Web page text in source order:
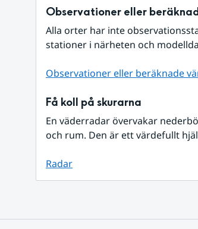
Observationer eller
Alla orter har inte
stationer i närheten och
Observationer eller beräknade
Få koll på skurarna
En väderradar övervakar
och rum. Den är ett värdefullt
Radar